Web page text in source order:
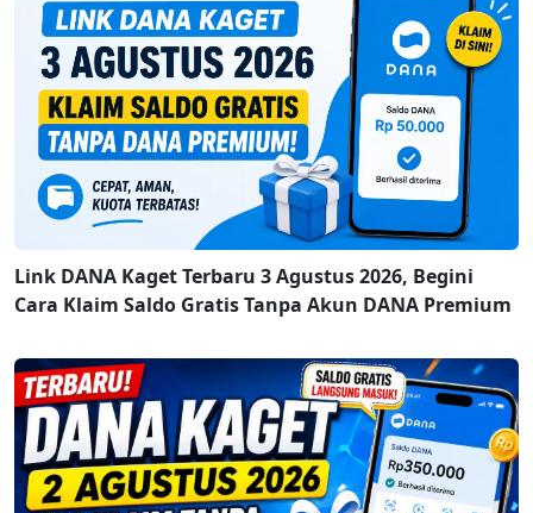
Link DANA Kaget Terbaru 3 Agustus 2026, Begini
Cara Klaim Saldo Gratis Tanpa Akun DANA Premium